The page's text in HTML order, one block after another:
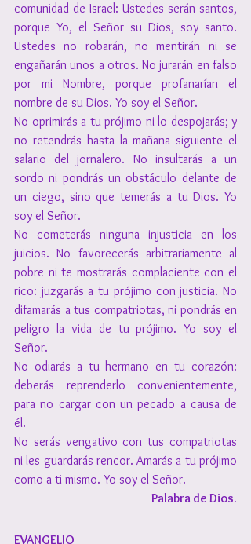
comunidad de Israel: Ustedes serán santos,
porque Yo, el Señor su Dios, soy santo.
Ustedes no robarán, no mentirán ni se
engañarán unos a otros. No jurarán en falso
por mi Nombre, porque profanarían el
nombre de su Dios. Yo soy el Señor.
No oprimirás a tu prójimo ni lo despojarás; y
no retendrás hasta la mañana siguiente el
salario del jornalero. No insultarás a un
sordo ni pondrás un obstáculo delante de
un ciego, sino que temerás a tu Dios. Yo
soy el Señor.
No cometerás ninguna injusticia en los
juicios. No favorecerás arbitrariamente al
pobre ni te mostrarás complaciente con el
rico: juzgarás a tu prójimo con justicia. No
difamarás a tus compatriotas, ni pondrás en
peligro la vida de tu prójimo. Yo soy el
Señor.
No odiarás a tu hermano en tu corazón:
deberás reprenderlo convenientemente,
para no cargar con un pecado a causa de
él.
No serás vengativo con tus compatriotas
ni les guardarás rencor. Amarás a tu prójimo
como a ti mismo. Yo soy el Señor.
Palabra de Dios.
EVANGELIO